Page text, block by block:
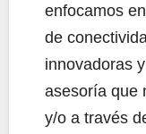
enfocamos
de
innovadoras
asesoría que
y/o a través